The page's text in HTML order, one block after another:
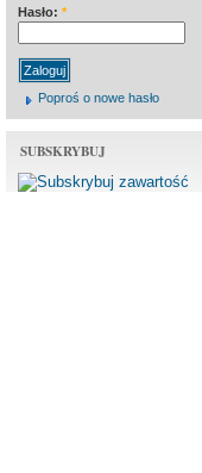
Hasło: *
Poproś o nowe hasło
SUBSKRYBUJ